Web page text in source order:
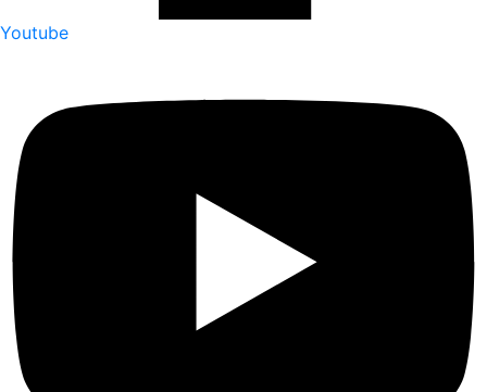
Youtube